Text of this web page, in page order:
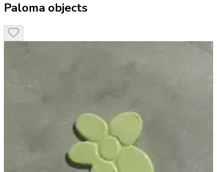
Paloma objects